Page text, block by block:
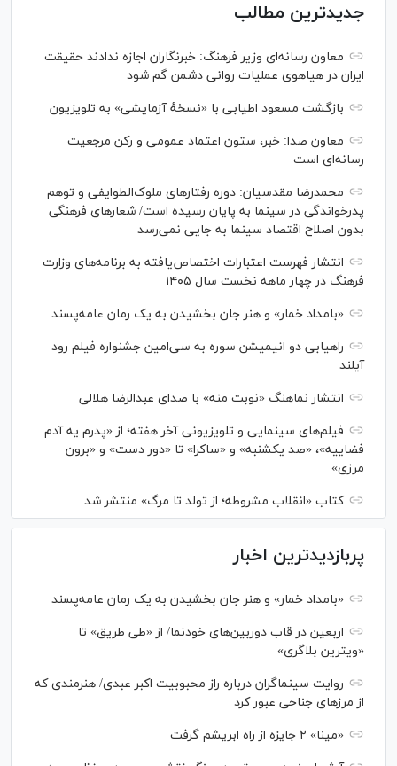
جدیدترین مطالب
معاون رسانه‌ای وزیر فرهنگ: خبرنگاران اجازه ندادند حقیقت
ایران در هیاهوی عملیات روانی دشمن گم شود
بازگشت مسعود اطیابی با «نسخهٔ آزمایشی» به تلویزیون
معاون صدا: خبر، ستون اعتماد عمومی و رکن مرجعیت
رسانه‌ای است
محمدرضا مقدسیان: دوره رفتارهای ملوک‌الطوایفی و توهم
پدرخواندگی در سینما به پایان رسیده است/ شعارهای فرهنگی
بدون اصلاح اقتصاد سینما به جایی نمی‌رسد
انتشار فهرست اعتبارات اختصاص‌یافته به برنامه‌های وزارت
فرهنگ در چهار ماهه نخست سال ۱۴۰۵
«بامداد خمار» و هنر جان بخشیدن به یک رمان عامه‌پسند
راهیابی دو انیمیشن سوره به سی‌امین جشنواره فیلم رود
آیلند
انتشار نماهنگ «نوبت منه» با صدای عبدالرضا هلالی
فیلم‌های سینمایی و تلویزیونی آخر هفته؛ از «پدرم یه آدم
فضاییه»، «صد یکشنبه» و «ساکرا» تا «دور دست» و «برون
مرزی»
کتاب «انقلاب مشروطه؛ از تولد تا مرگ» منتشر شد
پربازدیدترین اخبار
«بامداد خمار» و هنر جان بخشیدن به یک رمان عامه‌پسند
اربعین در قاب دوربین‌های خودنما/ از «طی طریق» تا
«ویترین بلاگری»
روایت سینماگران درباره راز محبوبیت اکبر عبدی/ هنرمندی که
از مرزهای جناحی عبور کرد
«مینا» ۲ جایزه از راه ابریشم گرفت